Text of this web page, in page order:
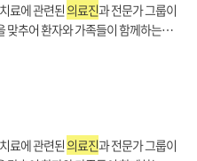
료에 관련된 의료진과 전문가 그룹이
맞추어 환자와 가족들이 함께하는
좌를 실시하게 되었습니다. 이번
사소통에 대한 교육과 더불어
법을 진행하고자 하오니 많...
료에 관련된 의료진과 전문가 그룹이